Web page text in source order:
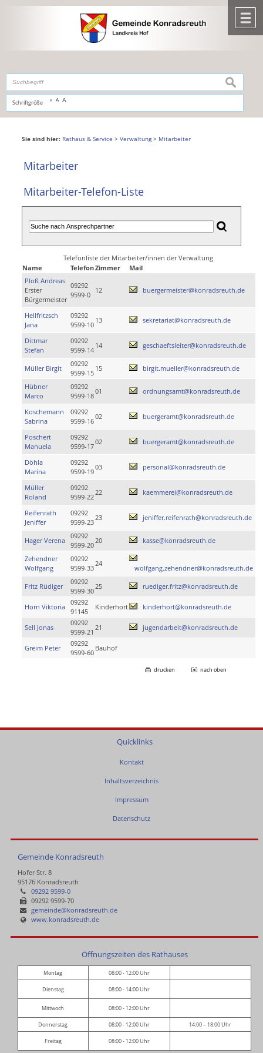
,zur Navigationoderzur Startseitespringen.
Schriftgröße A A A
suchen
Sie sind hier: Rathaus & Service > Verwaltung> Mitarbeiter
Mitarbeiter
Mitarbeiter-Telefon-Liste
Telefonliste der Mitarbeiter/innen der Verwaltung
Name
TelefonZimmer
Mail
Ploß Andreas
Erster
Bürgermeister
09292
9599-0
12 buergermeister@konradsreuth.de
Hellfritzsch
Jana
09292
9599-10
13 sekretariat@konradsreuth.de
Dittmar
Stefan
09292
9599-14
14 geschaeftsleiter@konradsreuth.de
Müller Birgit
09292
9599-15
15 birgit.mueller@konradsreuth.de
Hübner
Marco
09292
9599-18
01 ordnungsamt@konradsreuth.de
Koschemann
Sabrina
09292
9599-16
02 buergeramt@konradsreuth.de
Poschert
Manuela
09292
9599-17
02 buergeramt@konradsreuth.de
Döhla
Marina
09292
9599-19
03 personal@konradsreuth.de
Müller
Roland
09292
9599-22
22 kaemmerei@konradsreuth.de
Reifenrath
Jeniffer
09292
9599-23
23 jeniffer.reifenrath@konradsreuth.de
Hager Verena
09292
9599-20
20 kasse@konradsreuth.de
Zehendner
Wolfgang
09292
9599-33
24
wolfgang.zehendner@konradsreuth.de
Fritz Rüdiger
09292
9599-30
25 ruediger.fritz@konradsreuth.de
Horn Viktoria
09292
91145
Kinderhort kinderhort@konradsreuth.de
Sell Jonas
09292
9599-21
21 jugendarbeit@konradsreuth.de
Greim Peter
09292
9599-60
Bauhof
drucken nach oben
Quicklinks
Kontakt
Inhaltsverzeichnis
Impressum
Datenschutz
Gemeinde Konradsreuth
Hofer Str. 8
95176 Konradsreuth
09292 9599-0
09292 9599-70
gemeinde@konradsreuth.de
www.konradsreuth.de
Öffnungszeiten des Rathauses
Montag 08:00 - 12:00 Uhr
Dienstag 08:00 - 14:00 Uhr
Mittwoch 08:00 - 12:00 Uhr
Donnerstag 08:00 - 12:00 Uhr 14:00 – 18:00 Uhr
Freitag 08:00 - 12:00 Uhr